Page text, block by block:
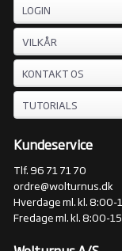
LOGIN
VILKÅR
KONTAKT OS
TUTORIALS
Kundeservice
Tlf. 96 71 71 70
ordre@wolturnus.dk
Hverdage ml. kl. 8:00-
Fredage ml. kl. 8:00-